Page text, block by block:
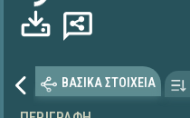
ΒΑΣΙΚΑ ΣΤΟΙΧΕΙΑ